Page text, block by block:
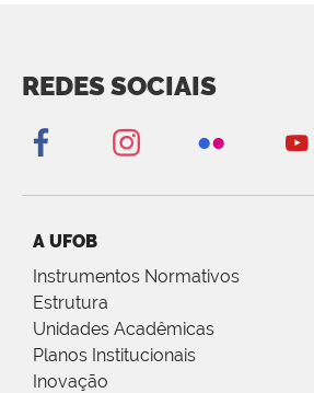
REDES SOCIAIS
A UFOB
Instrumentos Normativos
Estrutura
Unidades Acadêmicas
Planos Institucionais
Inovação